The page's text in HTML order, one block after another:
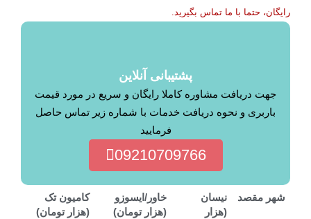
رایگان، حتما با ما تماس بگیرید.
پشتیبانی آنلاین
جهت دریافت مشاوره کاملا رایگان و سریع در مورد قیمت
باربری و نحوه دریافت خدمات با شماره زیر تماس حاصل
فرمایید
09210709766
شهر مقصد
نیسان
(هزار
خاور/ایسوزو
(هزار تومان)
کامیون تک
(هزار تومان)